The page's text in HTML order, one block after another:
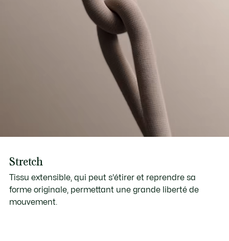
Stretch
Tissu extensible, qui peut s'étirer et reprendre sa
forme originale, permettant une grande liberté de
mouvement.